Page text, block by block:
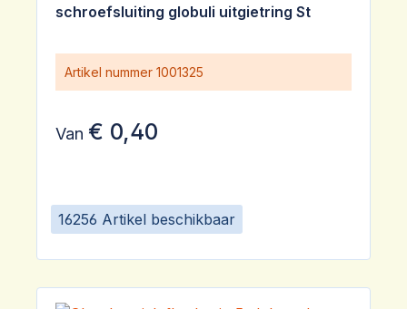
16256 Artikel beschikbaar
schroefsluiting globuli uitgietring St
Artikel nummer 1001325
Van € 0,40